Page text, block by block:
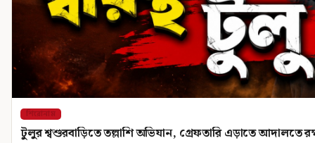
শিরোনাম
টুলুর শ্বশুরবাড়িতে তল্লাশি অভিযান, গ্রেফতারি এড়াতে আদালতে